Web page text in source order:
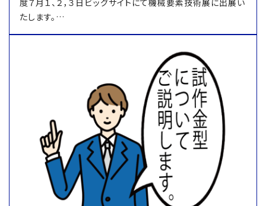
度７月１、２，３日ビッグサイトにて機械要素技術展に出展い
たします。…